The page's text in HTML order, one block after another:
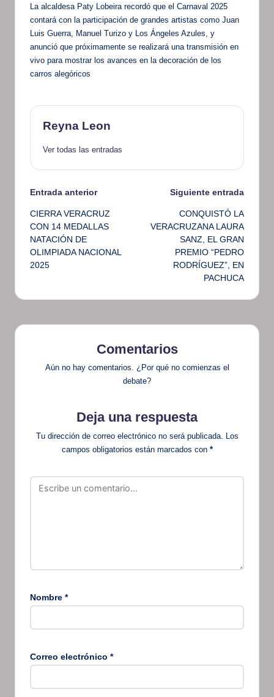
La alcaldesa Paty Lobeira recordó que el Carnaval 2025
contará con la participación de grandes artistas como Juan
Luis Guerra, Manuel Turizo y Los Ángeles Azules, y
anunció que próximamente se realizará una transmisión en
vivo para mostrar los avances en la decoración de los
carros alegóricos
Reyna Leon
Ver todas las entradas
Navegación
de
entradas
Entrada anterior
CIERRA VERACRUZ
CON 14 MEDALLAS
NATACIÓN DE
OLIMPIADA NACIONAL
2025
Siguiente entrada
CONQUISTÓ LA
VERACRUZANA LAURA
SANZ, EL GRAN
PREMIO “PEDRO
RODRÍGUEZ”, EN
PACHUCA
Comentarios
Aún no hay comentarios. ¿Por qué no comienzas el
debate?
Deja una respuesta
Tu dirección de correo electrónico no será publicada. Los
campos obligatorios están marcados con *
Nombre *
Correo electrónico *